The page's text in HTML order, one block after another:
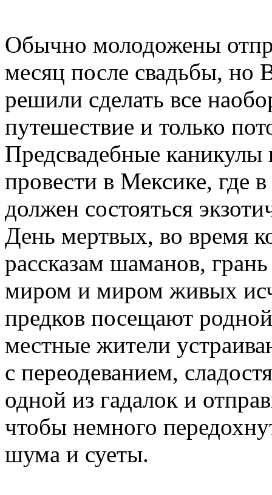
Обычно молодожены
месяц после свадьбы, но
решили сделать все
путешествие и только
Предсвадебные каникулы
провести в Мексике, где
должен состояться
День мертвых, во время
рассказам шаманов,
миром и миром живых
предков посещают
местные жители
с переодеванием,
одной из гадалок и
чтобы немного
шума и суеты.